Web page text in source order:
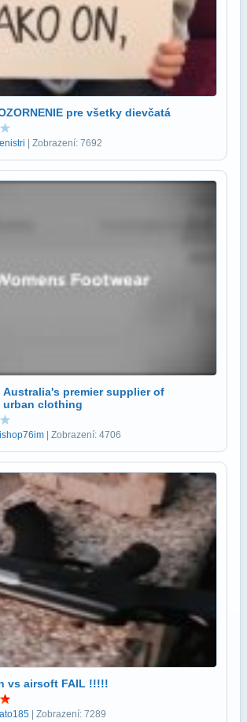
pre všetky dievčatá
| Zobrazení: 7692
Australia's premier supplier of
urban clothing
| Zobrazení: 4706
vs airsoft FAIL !!!!!
| Zobrazení: 7289